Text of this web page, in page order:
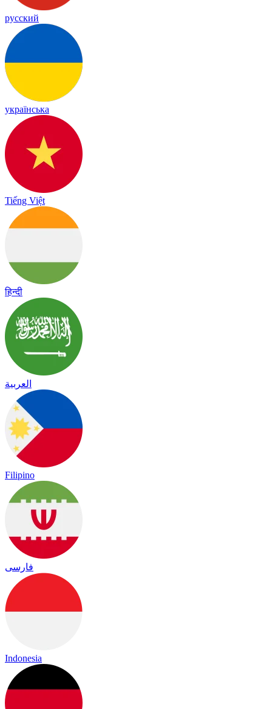
русский
українська
Tiếng Việt
हिन्दी
العربية
Filipino
فارسی
Indonesia